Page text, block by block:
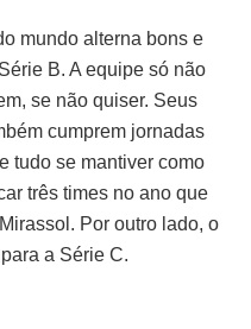
mundo alterna bons e
B. A equipe só não
se não quiser. Seus
cumprem jornadas
tudo se mantiver como
três times no ano que
Por outro lado, o
a Série C.